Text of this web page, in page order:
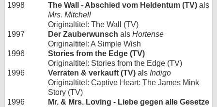
1998
The Wall - Abschied vom Heldentum (TV) als
Mrs. Mitchell
Originaltitel: The Wall (TV)
1997
Der Zauberwunsch als Hortense
Originaltitel: A Simple Wish
1996
Stories from the Edge (TV)
Originaltitel: Stories from the Edge (TV)
1996
Verraten & verkauft (TV) als Indigo
Originaltitel: Captive Heart: The James Mink
Story (TV)
1996
Mr. & Mrs. Loving - Liebe gegen alle Gesetze